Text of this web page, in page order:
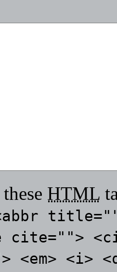
HTML
cite="">
<em> <i>